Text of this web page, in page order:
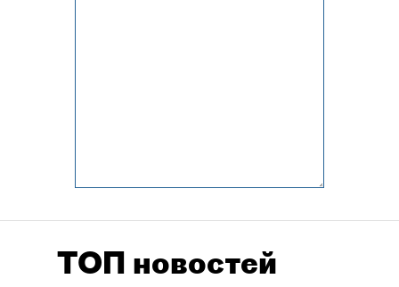
ТОП новостей